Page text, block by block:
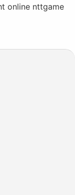
online nttgame